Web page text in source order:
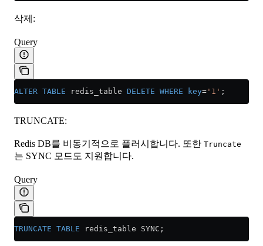
삭제:
Query
ALTER TABLE redis_table DELETE WHERE key= '1' ;
TRUNCATE:
Redis DB를 비동기적으로 플러시합니다. 또한 Truncate
는 SYNC 모드도 지원합니다.
Query
TRUNCATE TABLE redis_table SYNC;